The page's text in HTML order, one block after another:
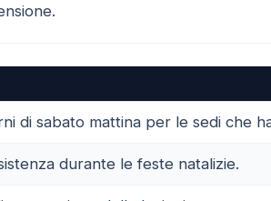
di sabato mattina per le sedi che
durante le feste natalizie.